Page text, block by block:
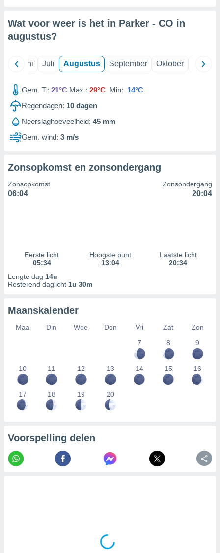
partners
Wat voor weer is het in Parker - CO in
augustus?
Juni Juli Augustus September Oktober
Gem, T.: 21°C Max.: 29°C Min: 14°C
Regendagen: 10 dagen
Neerslaghoeveelheid: 45 mm
Gem. wind: 3 m/s
Zonsopkomst en zonsondergang
Zonsopkomst
06:04
Zonsondergang
20:04
Eerste licht
05:34
Hoogste punt
13:04
Laatste licht
20:34
Lengte dag 14u
Resterend daglicht 1u 30m
Maanskalender
Maa Din Woe Don Vri Zat
Zon
7
8 9
10 11 12 13 14 15 16
17 18 19 20
Voorspelling delen